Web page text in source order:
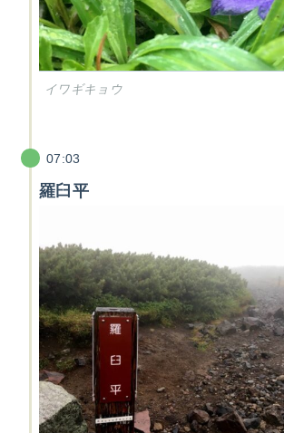
イワギキョウ
07:03
羅臼平